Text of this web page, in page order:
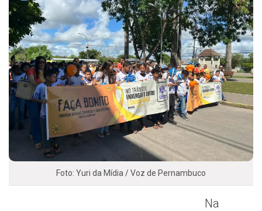
Foto: Yuri da Mídia / Voz de Pernambuco
Na